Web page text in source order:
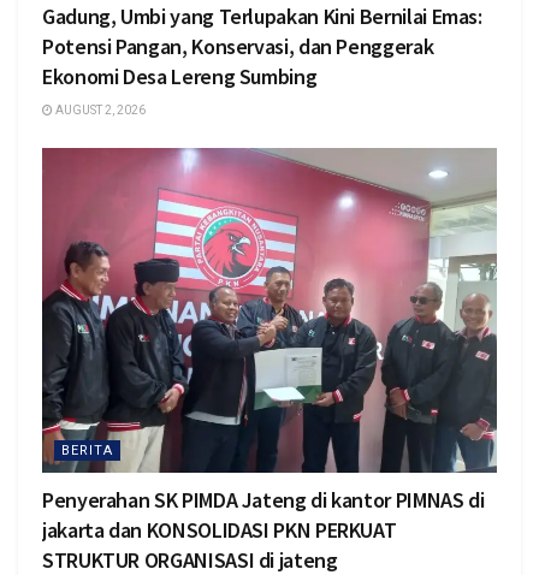
Gadung, Umbi yang Terlupakan Kini Bernilai Emas:
Potensi Pangan, Konservasi, dan Penggerak
Ekonomi Desa Lereng Sumbing
AUGUST 2, 2026
BERITA
Penyerahan SK PIMDA Jateng di kantor PIMNAS di
jakarta dan KONSOLIDASI PKN PERKUAT
STRUKTUR ORGANISASI di jateng